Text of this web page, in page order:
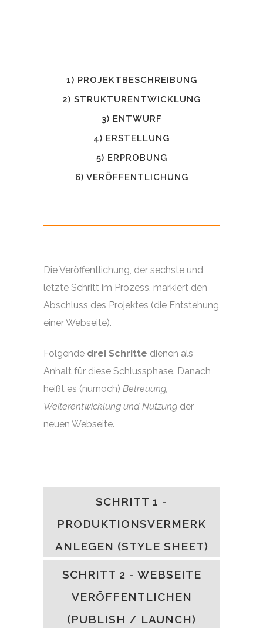
1) PROJEKTBESCHREIBUNG
2) STRUKTURENTWICKLUNG
3) ENTWURF
4) ERSTELLUNG
5) ERPROBUNG
6) VERÖFFENTLICHUNG
Die Veröffentlichung, der sechste und
letzte Schritt im Prozess, markiert den
Abschluss des Projektes (die Entstehung
einer Webseite).
Folgende drei Schritte dienen als
Anhalt für diese Schlussphase. Danach
heißt es (nurnoch) Betreuung,
Weiterentwicklung und Nutzung der
neuen Webseite.
SCHRITT 1 -
PRODUKTIONSVERMERK
ANLEGEN (STYLE SHEET)
SCHRITT 2 - WEBSEITE
VERÖFFENTLICHEN
(PUBLISH / LAUNCH)